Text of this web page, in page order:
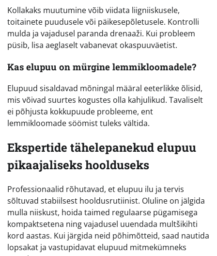
Kollakaks muutumine võib viidata liigniiskusele,
toitainete puudusele või päikesepõletusele. Kontrolli
mulda ja vajadusel paranda drenaaži. Kui probleem
püsib, lisa aeglaselt vabanevat okaspuuväetist.
Kas elupuu on mürgine lemmikloomadele?
Elupuud sisaldavad mõningal määral eeterlikke õlisid,
mis võivad suurtes kogustes olla kahjulikud. Tavaliselt
ei põhjusta kokkupuude probleeme, ent
lemmikloomade söömist tuleks vältida.
Ekspertide tähelepanekud elupuu
pikaajaliseks hoolduseks
Professionaalid rõhutavad, et elupuu ilu ja tervis
sõltuvad stabiilsest hooldusrutiinist. Oluline on jälgida
mulla niiskust, hoida taimed regulaarse pügamisega
kompaktsetena ning vajadusel uuendada multšikihti
kord aastas. Kui järgida neid põhimõtteid, saad nautida
lopsakat ja vastupidavat elupuud mitmekümneks